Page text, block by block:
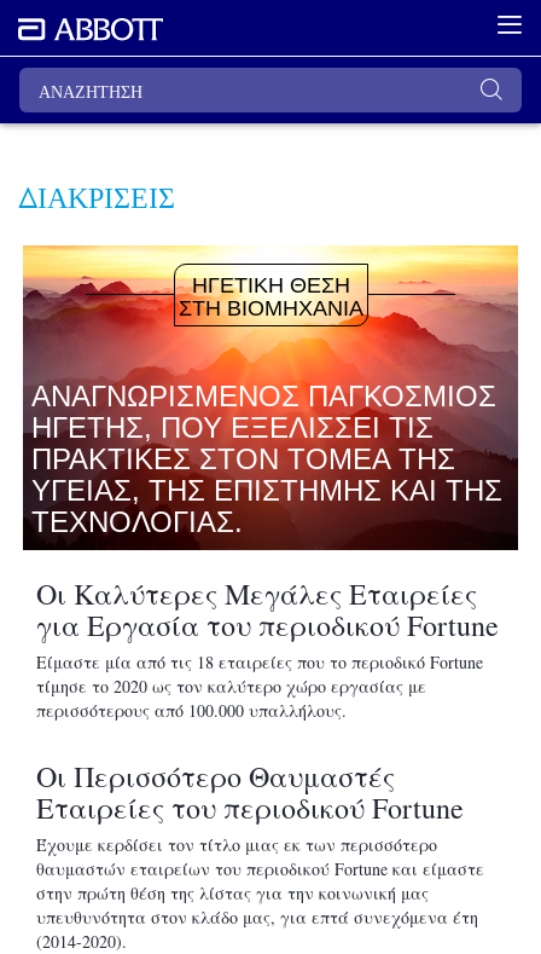
ΔΙΑΚΡΙΣΕΙΣ
ΗΓΕΤΙΚΗ ΘΕΣΗ
ΣΤΗ ΒΙΟΜΗΧΑΝΙΑ
ΑΝΑΓΝΩΡΙΣΜΕΝΟΣ ΠΑΓΚΟΣΜΙΟΣ
ΗΓΕΤΗΣ, ΠΟΥ ΕΞΕΛΙΣΣΕΙ ΤΙΣ
ΠΡΑΚΤΙΚΕΣ ΣΤΟΝ ΤΟΜΕΑ ΤΗΣ
ΥΓΕΙΑΣ, ΤΗΣ ΕΠΙΣΤΗΜΗΣ ΚΑΙ ΤΗΣ
ΤΕΧΝΟΛΟΓΙΑΣ.
Οι Καλύτερες Μεγάλες Εταιρείες
για Εργασία του περιοδικού Fortune
Είμαστε μία από τις 18 εταιρείες που το περιοδικό Fortune
τίμησε το 2020 ως τον καλύτερο χώρο εργασίας με
περισσότερους από 100.000 υπαλλήλους.
Οι Περισσότερο Θαυμαστές
Εταιρείες του περιοδικού Fortune
Έχουμε κερδίσει τον τίτλο μιας εκ των περισσότερο
θαυμαστών εταιρείων του περιοδικού Fortune και είμαστε
στην πρώτη θέση της λίστας για την κοινωνική μας
υπευθυνότητα στον κλάδο μας, για επτά συνεχόμενα έτη
(2014-2020).